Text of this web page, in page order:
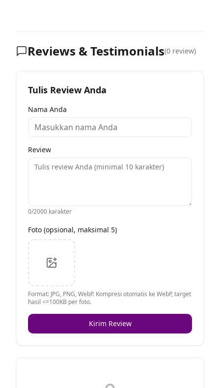
Reviews & Testimonials(0 review)
Tulis Review Anda
Nama Anda
Review
0/2000 karakter
Foto (opsional, maksimal 5)
Format: JPG, PNG, WebP. Kompresi otomatis ke WebP, target
hasil <=100KB per foto.
Kirim Review